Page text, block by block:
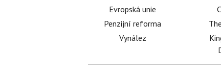
Evropská unie
Penzijní reforma
Vynález